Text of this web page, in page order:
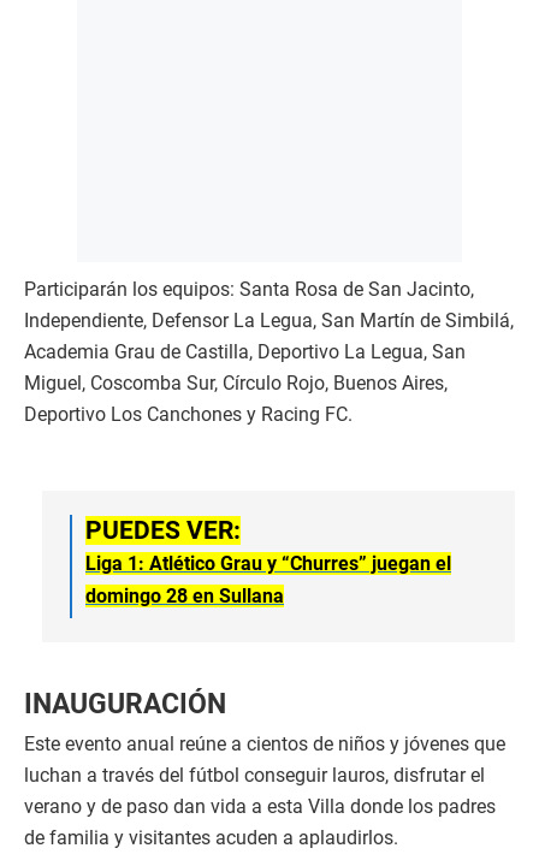
Participarán los equipos: Santa Rosa de San Jacinto,
Independiente, Defensor La Legua, San Martín de Simbilá,
Academia Grau de Castilla, Deportivo La Legua, San
Miguel, Coscomba Sur, Círculo Rojo, Buenos Aires,
Deportivo Los Canchones y Racing FC.
PUEDES VER:
Liga 1: Atlético Grau y “Churres” juegan el
domingo 28 en Sullana
INAUGURACIÓN
Este evento anual reúne a cientos de niños y jóvenes que
luchan a través del fútbol conseguir lauros, disfrutar el
verano y de paso dan vida a esta Villa donde los padres
de familia y visitantes acuden a aplaudirlos.